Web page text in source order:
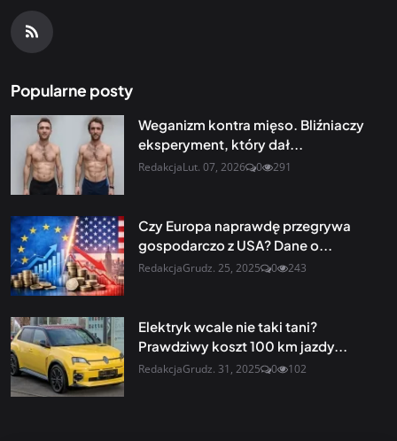
Popularne posty
Weganizm kontra mięso. Bliźniaczy
eksperyment, który dał...
RedakcjaLut. 07, 2026 0 291
Czy Europa naprawdę przegrywa
gospodarczo z USA? Dane o...
RedakcjaGrudz. 25, 2025 0 243
Elektryk wcale nie taki tani?
Prawdziwy koszt 100 km jazdy...
RedakcjaGrudz. 31, 2025 0 102